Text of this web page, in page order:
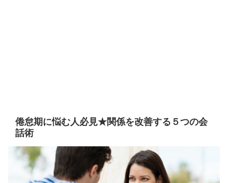
倦怠期に悩む人必見★関係を改善する５つの会
話術